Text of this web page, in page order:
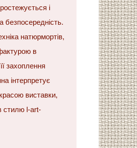
і
безпосередність.
натюрмортів,
в
захоплення
інтерпретує
виставки,
стилю l-аrt-